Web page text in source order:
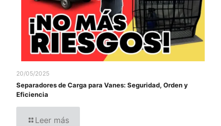
20/05/2025
Separadores de Carga para Vanes: Seguridad, Orden y
Eficiencia
Leer más